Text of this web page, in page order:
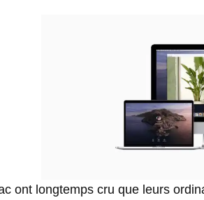
ont longtemps cru que leurs